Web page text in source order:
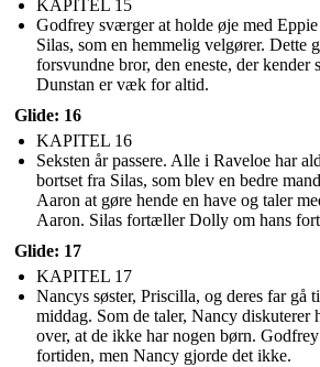
KAPITEL 15
Godfrey sværger at holde øje med
Silas, som en hemmelig velgører. Dette
forsvundne bror, den eneste, der kender
Dunstan er væk for altid.
Glide: 16
KAPITEL 16
Seksten år passere. Alle i Raveloe har
bortset fra Silas, som blev en bedre
Aaron at gøre hende en have og taler
Aaron. Silas fortæller Dolly om hans
Glide: 17
KAPITEL 17
Nancys søster, Priscilla, og deres far gå
middag. Som de taler, Nancy diskuterer
over, at de ikke har nogen børn.
fortiden, men Nancy gjorde det ikke.